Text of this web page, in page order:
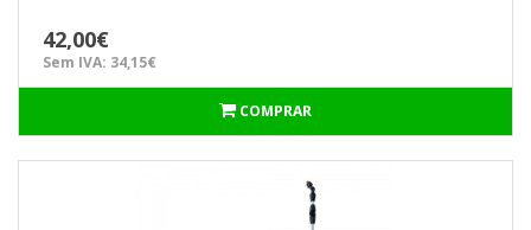
42,00€
Sem IVA: 34,15€
COMPRAR